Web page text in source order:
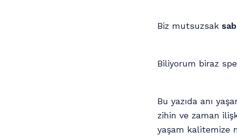
Biz mutsuzsak
Biliyorum biraz
Bu yazıda anı
zihin ve zaman
yaşam kalitemize